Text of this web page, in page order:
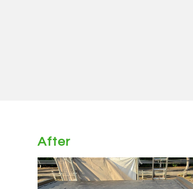
After